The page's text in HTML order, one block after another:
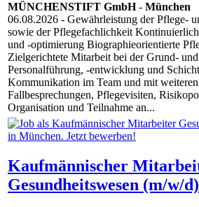
MÜNCHENSTIFT GmbH- München
06.08.2026 - Gewährleistung der Pflege-
sowie der Pflegefachlichkeit
und -optimierung Biographieorientierte
Zielgerichtete Mitarbeit bei der Grund-
Personalführung, -entwicklung und
Kommunikation im Team und mit weiteren
Fallbesprechungen, Pflegevisiten,
Organisation und Teilnahme an...
Kaufmännischer
Gesundheitswesen (m/w/